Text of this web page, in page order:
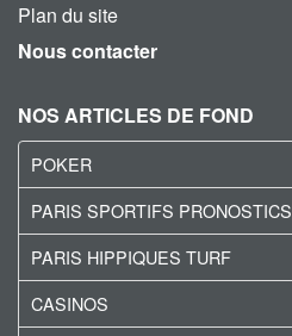
Plan du site
Nous contacter
NOS ARTICLES DE FOND
POKER
PARIS SPORTIFS PRONOSTICS
PARIS HIPPIQUES TURF
CASINOS